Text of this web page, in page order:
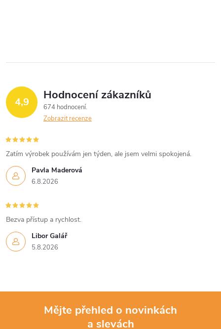
4,9 Hodnocení zákazníků
674 hodnocení
Zobrazit recenze
Pavla Maderová
6.8.2026
Zatím výrobek používám jen týden, ale jsem velmi spokojená.
Libor Galář
5.8.2026
Bezva přístup a rychlost.
Mějte přehled o novinkách
a slevách